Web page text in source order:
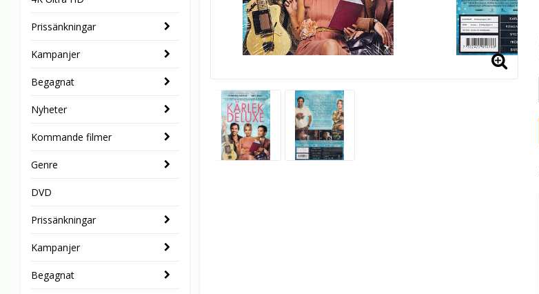
Prissänkningar
Kampanjer
Begagnat
Nyheter
Kommande filmer
Genre
DVD
Prissänkningar
Kampanjer
Begagnat